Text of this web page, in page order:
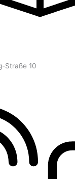
Straße 10